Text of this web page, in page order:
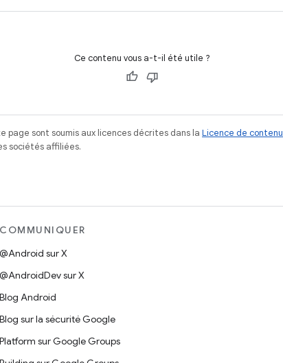
Ce contenu vous a-t-il été utile ?
page sont soumis aux licences décrites dans la Licence de contenu
sociétés affiliées.
COMMUNIQUER
@Android sur X
@AndroidDev sur X
Blog Android
Blog sur la sécurité Google
Platform sur Google Groups